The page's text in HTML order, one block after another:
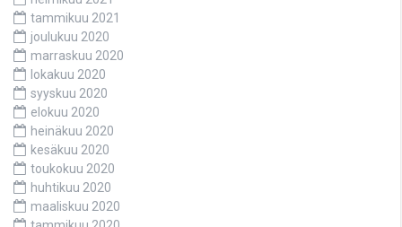
tammikuu 2021
joulukuu 2020
marraskuu 2020
lokakuu 2020
syyskuu 2020
elokuu 2020
heinäkuu 2020
kesäkuu 2020
toukokuu 2020
huhtikuu 2020
maaliskuu 2020